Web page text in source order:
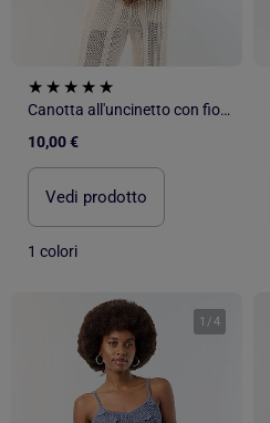
Canotta all'uncinetto con fiori ricamati
10,00 €
Vedi prodotto
1 colori
1 /4